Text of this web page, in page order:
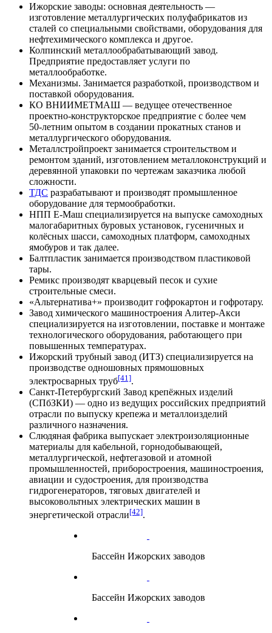
Ижорские заводы: основная деятельность —
изготовление металлургических полуфабрикатов из
сталей со специальными свойствами, оборудования для
нефтехимического комплекса и другое.
Колпинский металлообрабатывающий завод.
Предприятие предоставляет услуги по
металлообработке.
Механизмы. Занимается разработкой, производством и
поставкой оборудования.
КО ВНИИМЕТМАШ — ведущее отечественное
проектно-конструкторское предприятие с более чем
50‑летним опытом в создании прокатных станов и
металлургического оборудования.
Металлстройпроект занимается строительством и
ремонтом зданий, изготовлением металлоконструкций и
деревянной упаковки по чертежам заказчика любой
сложности.
ТДС разрабатывают и производят промышленное
оборудование для термообработки.
НПП Е-Маш специализируется на выпуске самоходных
малогабаритных буровых установок, гусеничных и
колёсных шасси, самоходных платформ, самоходных
ямобуров и так далее.
Балтпластик занимается производством пластиковой
тары.
Ремикс производят кварцевый песок и сухие
строительные смеси.
«Альтернатива+» производит гофрокартон и гофротару.
Завод химического машиностроения Алитер-Акси
специализируется на изготовлении, поставке и монтаже
технологического оборудования, работающего при
повышенных температурах.
Ижорский трубный завод (ИТЗ) специализируется на
производстве одношовных прямошовных
электросварных труб[41].
Санкт-Петербургский Завод крепёжных изделий
(СПбЗКИ) — одно из ведущих российских предприятий
отрасли по выпуску крепежа и металлоизделий
различного назначения.
Слюдяная фабрика выпускает электроизоляционные
материалы для кабельной, горнодобывающей,
металлургической, нефтегазовой и атомной
промышленностей, приборостроения, машиностроения,
авиации и судостроения, для производства
гидрогенераторов, тяговых двигателей и
высоковольтных электрических машин в
энергетической отрасли[42].
Бассейн Ижорских заводов
Бассейн Ижорских заводов